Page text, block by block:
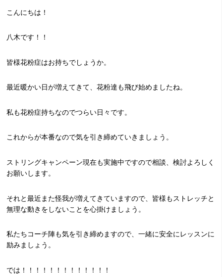
こんにちは！
八木です！！
皆様花粉症はお持ちでしょうか。
最近暖かい日が増えてきて、花粉達も飛び始めましたね。
私も花粉症持ちなのでつらい日々です。
これからが本番なので気を引き締めていきましょう。
ストリングキャンペーン現在も実施中ですので相談、検討よろしく
お願いします。
それと最近また怪我が増えてきていますので、皆様もストレッチと
無理な動きをしないことを心掛けましょう。
私たちコーチ陣も気を引き締めますので、一緒に安全にレッスンに
励みましょう。
では！！！！！！！！！！！！！